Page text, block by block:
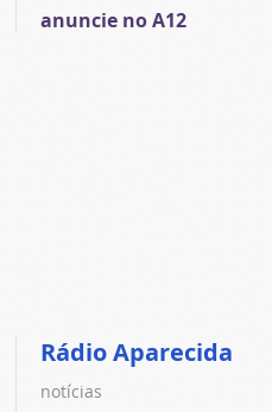
anuncie no A12
Rádio Aparecida
notícias